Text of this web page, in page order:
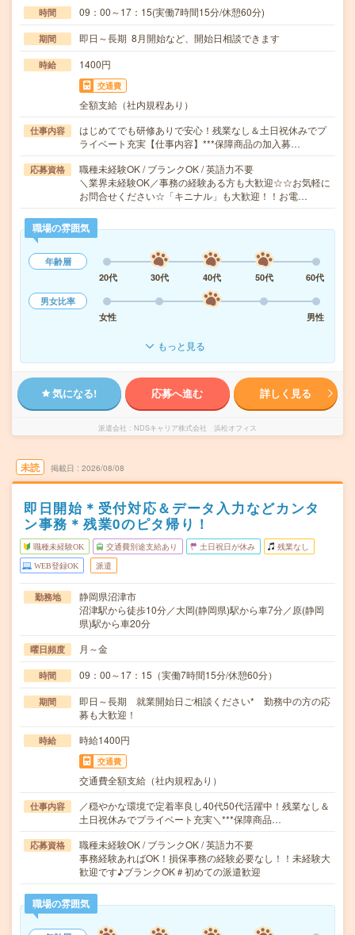
時間 09：00～17：15(実働7時間15分/休憩60分)
期間 即日～長期 8月開始など、開始日相談できます
時給 1400円
交通費
全額支給（社内規程あり）
仕事内容
はじめてでも研修ありで安心！残業なし＆土日祝休みでプ
ライベート充実【仕事内容】***保障商品の加入募…
応募資格
職種未経験OK / ブランクOK / 英語力不要
＼業界未経験OK／事務の経験ある方も大歓迎☆☆お気軽に
お問合せください☆「キニナル」も大歓迎！！お電…
職場の雰囲気
年齢層
20代
30代 40代 50代
60代
男女比率
女性
男性
もっと見る
気になる! 応募へ進む 詳しく見る
派遣会社 NDSキャリア株式会社 浜松オフィス
未読 掲載日 2026/08/08
即日開始＊受付対応＆データ入力などカンタ
ン事務＊残業0のピタ帰り！
職種未経験OK 交通費別途支給あり 土日祝日が休み 残業なし
WEB登録OK 派遣
勤務地
静岡県沼津市
沼津駅から徒歩10分／大岡(静岡県)駅から車7分／原(静岡
県)駅から車20分
曜日頻度 月～金
時間 09：00～17：15（実働7時間15分/休憩60分）
期間
即日～長期 就業開始日ご相談ください* 勤務中の方の応
募も大歓迎！
時給 時給1400円
交通費
交通費全額支給（社内規程あり）
仕事内容
／穏やかな環境で定着率良し40代50代活躍中！残業なし＆
土日祝休みでプライベート充実＼***保障商品…
応募資格
職種未経験OK / ブランクOK / 英語力不要
事務経験あればOK！損保事務の経験必要なし！！未経験大
歓迎です♪ブランクOK＃初めての派遣歓迎
職場の雰囲気